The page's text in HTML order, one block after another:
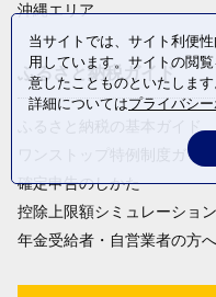
沖縄エリア
ふるさと納税ガイド
ふるさと納税の基本ガイド
ワンストップ特例制度ガイド
確定申告のしかた
控除上限額シミュレーション
年金受給者・自営業者の方へ
当サイトでは、サイト利便
用しています。サイトの閲
意したことものといたします
詳細についてはプライバシ